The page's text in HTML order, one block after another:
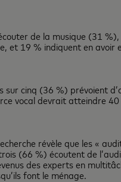
de la musique (31
et 19 % indiquent en avoir
sur cinq (36 %) prévoient
vocal devrait atteindre
révèle que les «
(66 %) écoutent de
des experts en
font le ménage.